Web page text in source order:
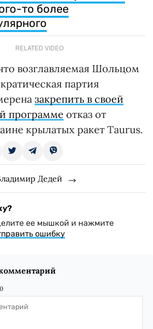
то более
RELATED VIDEO
возглавляемая Шольцом
партия
закрепить в своей
программе отказ от
крылатых ракет Taurus.
Дедей
ее мышкой и нажмите
ошибку
0